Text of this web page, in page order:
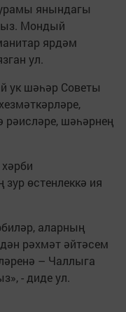
янындагы
Мондый
ярдәм
ул.
ук шәһәр Советы
рәисләре, шәһәрнең
зур өстенлеккә ия
аларның
рәхмәт әйтәсем
– Чаллыга
- диде ул.